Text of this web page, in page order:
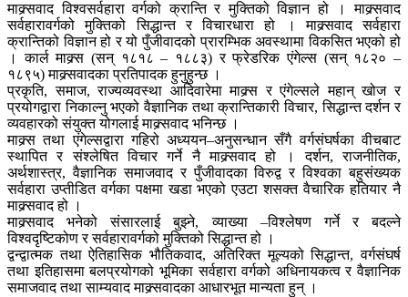
माक्र्सवाद विश्वसर्वहारा वर्गको क्रान्ति र मुक्तिको विज्ञान हो । माक्र्सवाद
सर्वहारावर्गको मुक्तिको सिद्धान्त र विचारधारा हो । माक्र्सवाद सर्वहारा
क्रान्तिको विज्ञान हो र यो पुँजीवादको प्रारम्भिक अवस्थामा विकसित भएको हो
। कार्ल माक्र्स (सन् १८१८ – १८८३) र फ्रेडरिक एंगेल्स (सन् १८२० –
१८९५) माक्र्सवादका प्रतिपादक हुनुहुन्छ ।
प्रकृति, समाज, राज्यव्यवस्था आदिवारेमा माक्र्स र एंगेल्सले महान् खोज र
प्रयोगद्वारा निकाल्नु भएको वैज्ञानिक तथा क्रान्तिकारी विचार, सिद्धान्त दर्शन र
व्यवहारको संयुक्त योगलाई माक्र्सवाद भनिन्छ ।
माक्र्स तथा एंगेल्सद्वारा गहिरो अध्ययन–अनुसन्धान सँगै वर्गसंघर्षका वीचबाट
स्थापित र संश्लेषित विचार गर्ने नै माक्र्सवाद हो । दर्शन, राजनीतिक,
अर्थशास्त्र, वैज्ञानिक समाजवाद र पुँजीवादका विरुद्व र विश्वका बहुसंख्यक
सर्वहारा उप्तीडित वर्गका पक्षमा खडा भएको एउटा शसक्त वैचारिक हतियार नै
माक्र्सवाद हो ।
माक्र्सवाद भनेको संसारलाई बुझ्ने, व्याख्या –विश्लेषण गर्ने र बदल्ने
विश्वदृष्टिकोण र सर्वहारावर्गको मुक्तिको सिद्धान्त हो ।
द्वन्द्वात्मक तथा ऐतिहासिक भौतिकवाद, अतिरिक्त मूल्यको सिद्धान्त, वर्गसंघर्ष
तथा इतिहासमा बलप्रयोगको भूमिका सर्वहारा वर्गको अधिनायकत्व र वैज्ञानिक
समाजवाद तथा साम्यवाद माक्र्सवादका आधारभूत मान्यता हुन् ।